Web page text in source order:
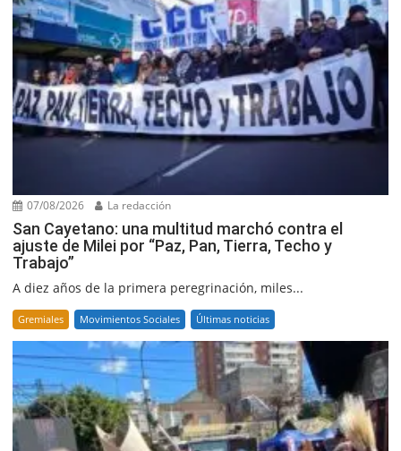
07/08/2026 La redacción
San Cayetano: una multitud marchó contra el
ajuste de Milei por “Paz, Pan, Tierra, Techo y
Trabajo”
A diez años de la primera peregrinación, miles...
Gremiales Movimientos Sociales Últimas noticias